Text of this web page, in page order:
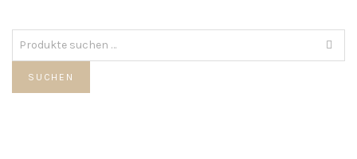
Suche
SUCHEN